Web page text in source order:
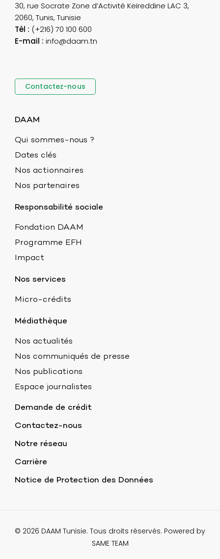
30, rue Socrate Zone d’Activité Keïreddine LAC 3,
2060, Tunis, Tunisie
Tél : (+216) 70 100 600
E-mail : info@daam.tn
Contactez-nous
DAAM
Qui sommes-nous ?
Dates clés
Nos actionnaires
Nos partenaires
Responsabilité sociale
Fondation DAAM
Programme EFH
Impact
Nos services
Micro-crédits
Médiathèque
Nos actualités
Nos communiqués de presse
Nos publications
Espace journalistes
Demande de crédit
Contactez-nous
Notre réseau
Carrière
Notice de Protection des Données
© 2026 DAAM Tunisie. Tous droits réservés. Powered by
SAME TEAM